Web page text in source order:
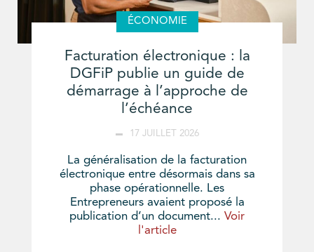
ÉCONOMIE
Facturation électronique : la
DGFiP publie un guide de
démarrage à l’approche de
l’échéance
17 JUILLET 2026
La généralisation de la facturation
électronique entre désormais dans sa
phase opérationnelle. Les
Entrepreneurs avaient proposé la
publication d’un document... Voir
l'article